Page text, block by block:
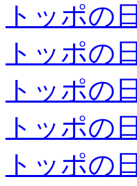
トッポの日
トッポの日
トッポの日
トッポの日
トッポの日